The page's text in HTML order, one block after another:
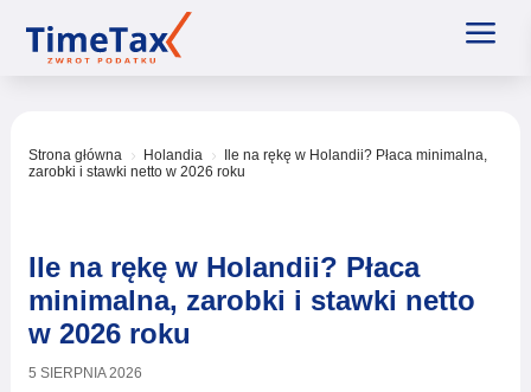
a
Strona główna 5 Holandia 5
Ile na rękę w Holandii? Płaca minimalna,
zarobki i stawki netto w 2026 roku
Ile na rękę w Holandii? Płaca
minimalna, zarobki i stawki netto
w 2026 roku
5 SIERPNIA 2026